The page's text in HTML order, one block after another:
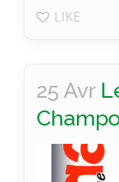
LIKE
25 Avr